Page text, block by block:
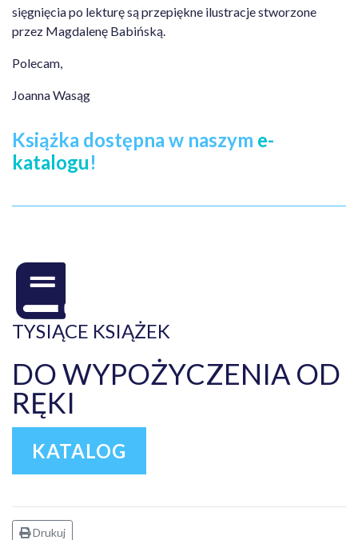
sięgnięcia po lekturę są przepiękne ilustracje stworzone
przez Magdalenę Babińską.
Polecam,
Joanna Wasąg
Książka dostępna w naszym e-
katalogu!
TYSIĄCE KSIĄŻEK
DO WYPOŻYCZENIA OD
RĘKI
KATALOG
Drukuj